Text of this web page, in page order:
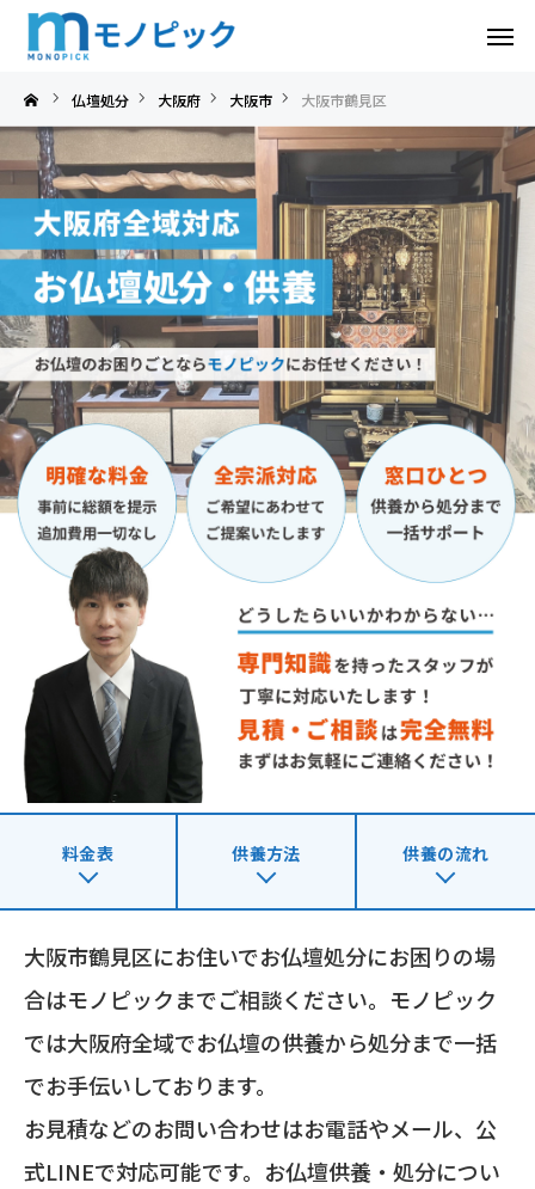
大阪市鶴見区
仏壇処分 大阪府 大阪市 大阪市鶴見区
料金表 供養方法 供養の流れ
大阪市鶴見区にお住いでお仏壇処分にお困りの場
合はモノピックまでご相談ください。モノピック
では大阪府全域でお仏壇の供養から処分まで一括
でお手伝いしております。
お見積などのお問い合わせはお電話やメール、公
式LINEで対応可能です。お仏壇供養・処分につい